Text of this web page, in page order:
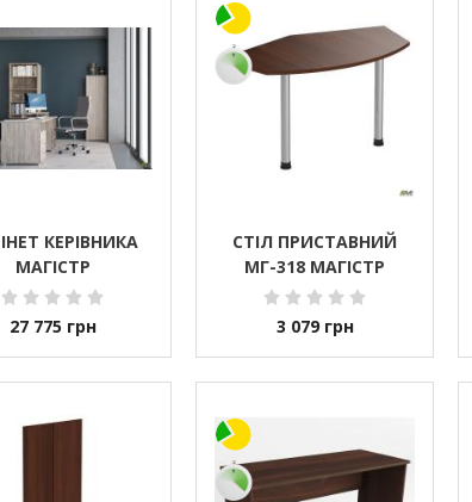
КЕРІВНИКА
МАГІСТР
27 775 грн
СТІЛ ПРИСТАВНИЙ
МГ-318 МАГІСТР
3 079 грн